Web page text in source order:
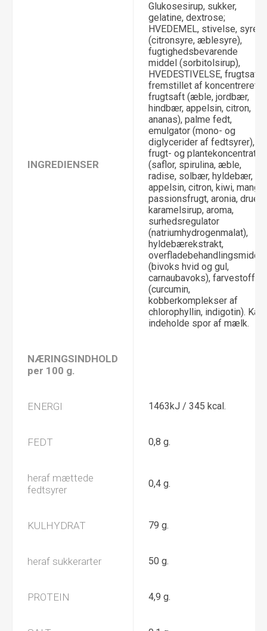
INGREDIENSER
Glukosesirup, sukker,
gelatine, dextrose;
HVEDEMEL, stivelse, syre
(citronsyre, æblesyre),
fugtighedsbevarende
middel (sorbitolsirup),
HVEDESTIVELSE, frugtsaft
fremstillet af koncentreret
frugtsaft (æble, jordbær,
hindbær, appelsin, citron,
ananas), palme fedt,
emulgator (mono- og
diglycerider af fedtsyrer),
frugt- og plantekoncentrater
(saflor, spirulina, æble,
radise, solbær, hyldebær,
appelsin, citron, kiwi, mango,
passionsfrugt, aronia, drue),
karamelsirup, aroma,
surhedsregulator
(natriumhydrogenmalat),
hyldebærekstrakt,
overfladebehandlingsmiddel
(bivoks hvid og gul,
carnaubavoks), farvestoffer
(curcumin,
kobberkomplekser af
chlorophyllin, indigotin). Kan
indeholde spor af mælk.
NÆRINGSINDHOLD
per 100 g.
ENERGI 1463kJ / 345 kcal.
FEDT 0,8 g.
heraf mættede
fedtsyrer
0,4 g.
KULHYDRAT 79 g.
heraf sukkerarter 50 g.
PROTEIN 4,9 g.